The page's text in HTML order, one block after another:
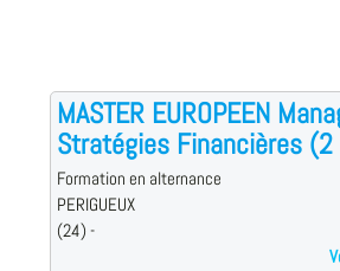
MASTER EUROPEEN
Stratégies Financières
Formation en alternance
PERIGUEUX
(24) -